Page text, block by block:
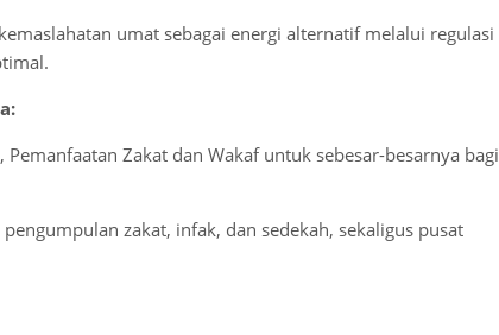
umat sebagai energi alternatif melalui regulasi
Zakat dan Wakaf untuk sebesar-besarnya bagi
zakat, infak, dan sedekah, sekaligus pusat